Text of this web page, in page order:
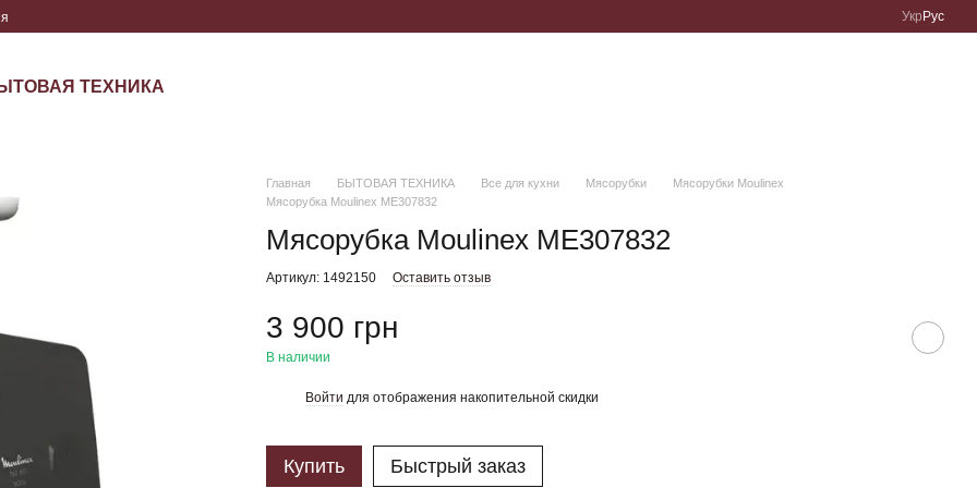
Укр Рус
ТЕХНИКА
Главная БЫТОВАЯ ТЕХНИКА Все для кухни Мясорубки
Мясорубки Moulinex
Мясорубка Moulinex ME307832
Мясорубка Moulinex ME307832
Артикул: 1492150 Оставить отзыв
3 900 грн
В наличии
Войти для отображения накопительной скидки
Купить Быстрый заказ